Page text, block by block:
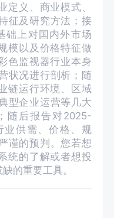
定义、商业模式、
征及研究方法；接
础上对国内外市场
模以及价格特征做
色监视器行业本身
状况进行剖析；随
链运行环境、区域
型企业运营等几大
随后报告对2025-
业供需、价格、规
谨的预判。您若想
统的了解或者想投
的重要工具。